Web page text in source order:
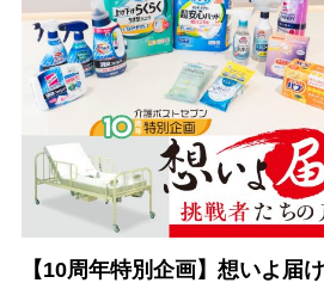
【10周年特別企画】想いよ届